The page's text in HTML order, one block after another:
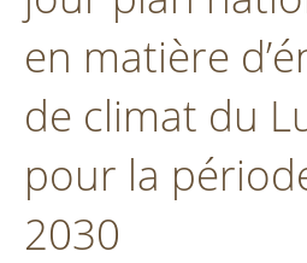
en matière
de climat du
pour la
2030